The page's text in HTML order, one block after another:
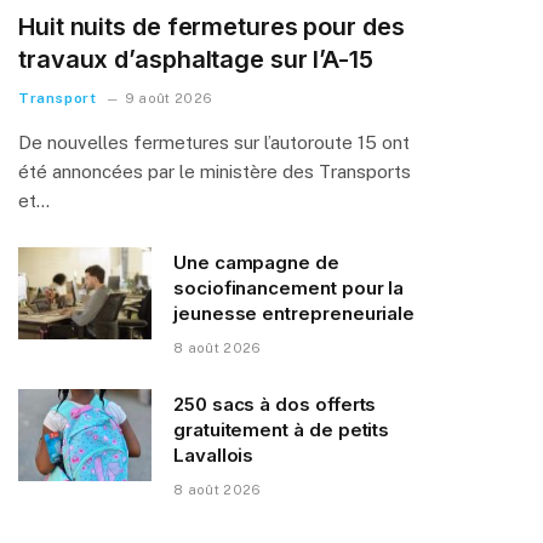
Huit nuits de fermetures pour des
travaux d’asphaltage sur l’A-15
Transport 9 août 2026
De nouvelles fermetures sur l’autoroute 15 ont
été annoncées par le ministère des Transports
et…
Une campagne de
sociofinancement pour la
jeunesse entrepreneuriale
8 août 2026
250 sacs à dos offerts
gratuitement à de petits
Lavallois
8 août 2026